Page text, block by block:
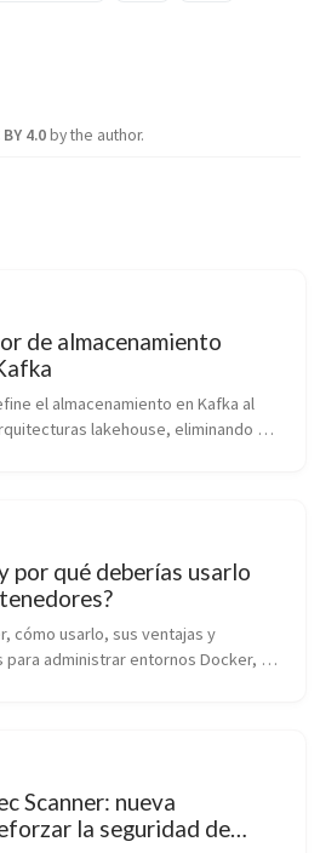
BY 4.0by the author.
de almacenamiento
el almacenamiento en Kafka al
lakehouse, eliminando
por qué deberías usarlo
cómo usarlo, sus ventajas y
administrar entornos Docker,
Scanner: nueva
la seguridad de